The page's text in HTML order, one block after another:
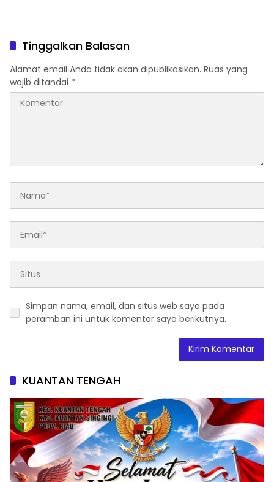
Tinggalkan Balasan
Alamat email Anda tidak akan dipublikasikan. Ruas yang
wajib ditandai *
Simpan nama, email, dan situs web saya pada
peramban ini untuk komentar saya berikutnya.
KUANTAN TENGAH